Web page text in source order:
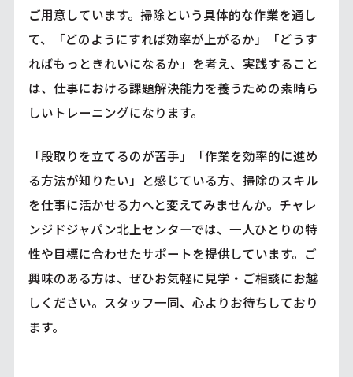
ご用意しています。掃除という具体的な作業を通し
て、「どのようにすれば効率が上がるか」「どうす
ればもっときれいになるか」を考え、実践すること
は、仕事における課題解決能力を養うための素晴ら
しいトレーニングになります。
「段取りを立てるのが苦手」「作業を効率的に進め
る方法が知りたい」と感じている方、掃除のスキル
を仕事に活かせる力へと変えてみませんか。チャレ
ンジドジャパン北上センターでは、一人ひとりの特
性や目標に合わせたサポートを提供しています。ご
興味のある方は、ぜひお気軽に見学・ご相談にお越
しください。スタッフ一同、心よりお待ちしており
ます。